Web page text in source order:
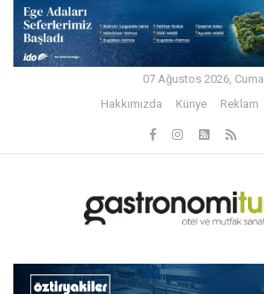
07 Ağustos 2026, Cuma
Hakkımızda
Künye Reklam